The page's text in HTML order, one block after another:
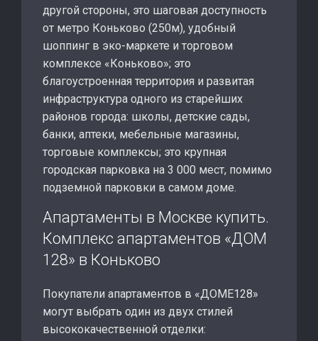
другой стороны, это шаговая доступность
от метро Коньково (250м), удобный
шоппинг в эко-маркете и торговом
комплексе «Коньково»; это
благоустроенная территория и развитая
инфраструктура одного из старейших
районов города: школы, детские сады,
банки, аптеки, мебельные магазины,
торговые комплексы; это крупная
городская парковка на 3 000 мест, помимо
подземной парковки в самом доме.
Апартаменты в Москве купить.
Комплекс апартаментов «ДОМ
128» в Коньково
Покупатели апартаментов в «ДОМЕ128»
могут выбрать один из двух стилей
высококачественной отделки: